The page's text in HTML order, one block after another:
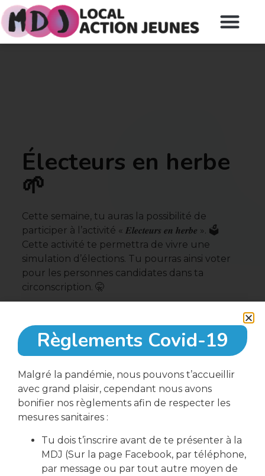
Électeurs en herbe
🌱
Cette semaine, tu auras la possibilité de
participer à l’activité « 𝑬𝒍𝒆𝒄𝒕𝒆𝒖𝒓𝒔 𝒆𝒏 𝒉𝒆𝒓𝒃𝒆 ». 🗳
Cette activité te permettra de vivre une
simulation d’élections. Tu pourras ainsi voter
pour les personnes candidates dans ta
circonscription. 🤫
PRÉCÉDENT
Maison des horreurs 2022🦇
SUIVANT
Semaine des maisons des jeunes 2022 💥
Règlements Covid-19
Malgré la pandémie, nous pouvons t’accueillir
avec grand plaisir, cependant nous avons
bonifier nos règlements afin de respecter les
mesures sanitaires :
Tu dois t’inscrire avant de te présenter à la
MDJ (Sur la page Facebook, par téléphone,
par message ou par tout autre moyen de